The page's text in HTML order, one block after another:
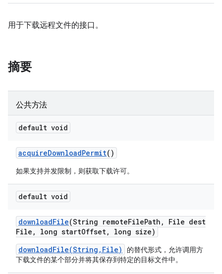
用于下载远程文件的接口。
摘要
公共方法
default void
acquireDownloadPermit()
如果支持并发限制，则获取下载许可。
default void
downloadFile(String remoteFilePath ,
File dest
File , long startOffset,
long size)
downloadFile(String,File)
的替代形式，允许调用方
下载文件的某个部分并将其保存到特定的目标文件中。